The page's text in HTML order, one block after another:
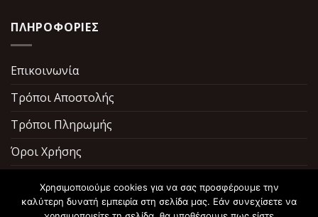
ΠΛΗΡΟΦΟΡΙΕΣ
Επικοινωνία
Τρόποι Αποστολής
Τρόποι Πληρωμής
Όροι Χρήσης
Χρησιμοποιούμε cookies για να σας προσφέρουμε την
καλύτερη δυνατή εμπειρία στη σελίδα μας. Εάν συνεχίσετε να